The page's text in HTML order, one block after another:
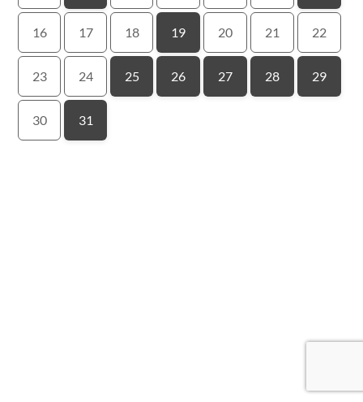
16 17 18 19 20 21 22
23 24 25 26 27 28 29
30 31